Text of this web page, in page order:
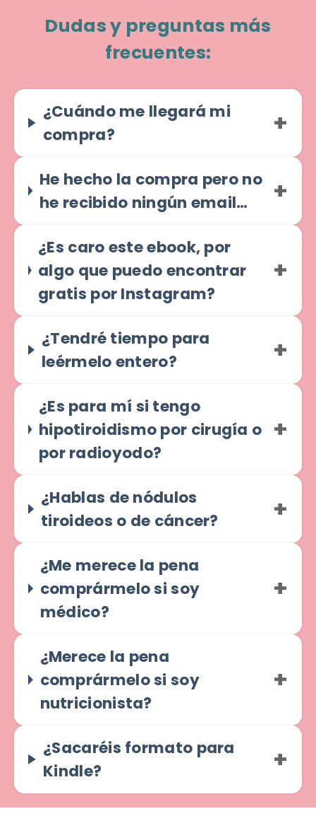
Dudas y preguntas más
frecuentes:
¿Cuándo me llegará mi
compra?
He hecho la compra pero no
he recibido ningún email…
¿Es caro este ebook, por
algo que puedo encontrar
gratis por Instagram?
¿Tendré tiempo para
leérmelo entero?
¿Es para mí si tengo
hipotiroidismo por cirugía o
por radioyodo?
¿Hablas de nódulos
tiroideos o de cáncer?
¿Me merece la pena
comprármelo si soy
médico?
¿Merece la pena
comprármelo si soy
nutricionista?
¿Sacaréis formato para
Kindle?